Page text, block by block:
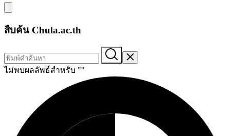
สืบค้น Chula.ac.th
ไม่พบผลลัพธ์สำหรับ ""